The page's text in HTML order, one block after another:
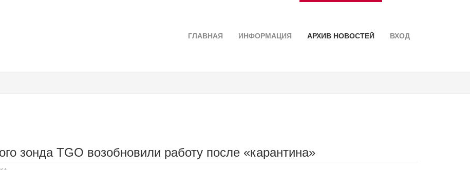
ГЛАВНАЯ ИНФОРМАЦИЯ АРХИВ НОВОСТЕЙ ВХОД
зонда TGO возобновили работу после «карантина»